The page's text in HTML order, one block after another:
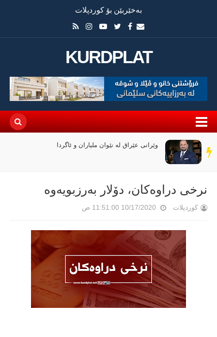
بەخێربێن بۆ کوردپلات
KURDPLAT
سەر
دێڕ
وێرانی عێراق لە نێوان ملیاران و ئاگردا
نرخی دراوەكان، دۆلار بەرزبویەوە
کوردپلات 10/17/2020 11:51:00 ص